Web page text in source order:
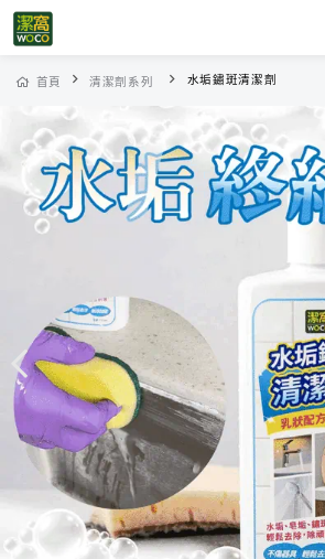
首頁 清潔劑系列 水垢鏽斑清潔劑